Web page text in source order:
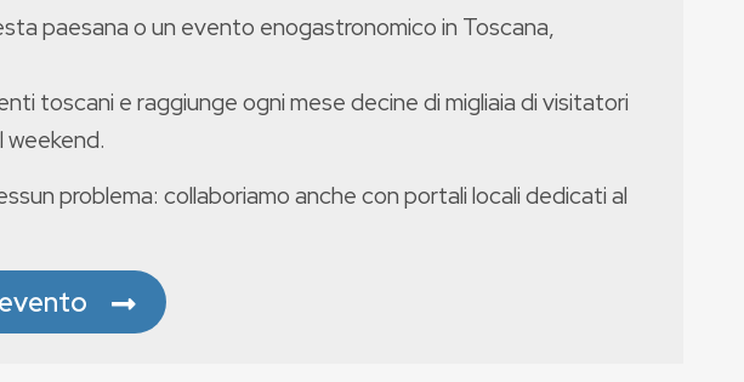
paesana o un evento enogastronomico in Toscana,
toscani e raggiunge ogni mese decine di migliaia di visitatori
weekend.
problema: collaboriamo anche con portali locali dedicati al